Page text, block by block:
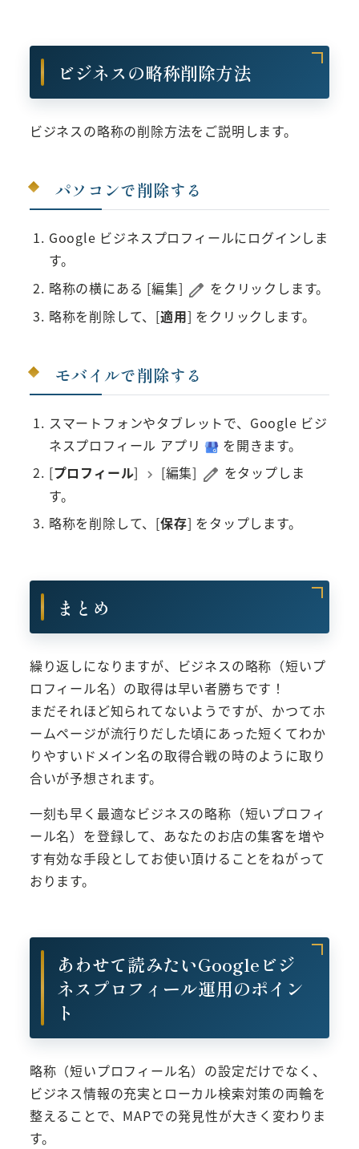
ビジネスの略称削除方法
ビジネスの略称の削除方法をご説明します。
パソコンで削除する
Google ビジネスプロフィールにログインしま
す。
略称の横にある [編集]
をクリックします。
略称を削除して、[適用] をクリックします。
モバイルで削除する
スマートフォンやタブレットで、Google ビジ
ネスプロフィール アプリ
を開きます。
[プロフィール] [編集]
をタップしま
す。
略称を削除して、[保存] をタップします。
まとめ
繰り返しになりますが、ビジネスの略称（短いプ
ロフィール名）の取得は早い者勝ちです！
まだそれほど知られてないようですが、かつてホ
ームページが流行りだした頃にあった短くてわか
りやすいドメイン名の取得合戦の時のように取り
合いが予想されます。
一刻も早く最適なビジネスの略称（短いプロフィ
ール名）を登録して、あなたのお店の集客を増や
す有効な手段としてお使い頂けることをねがって
おります。
あわせて読みたいGoogleビジ
ネスプロフィール運用のポイン
ト
略称（短いプロフィール名）の設定だけでなく、
ビジネス情報の充実とローカル検索対策の両輪を
整えることで、MAPでの発見性が大きく変わりま
す。